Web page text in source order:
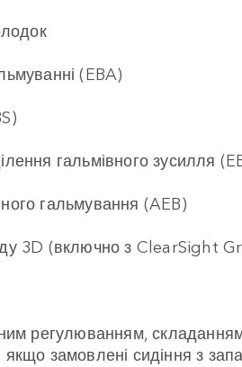
(EBA)
гальмівного зусилля
гальмування (AEB)
3D (включно з ClearSight
регулюванням,
замовлені сидіння з